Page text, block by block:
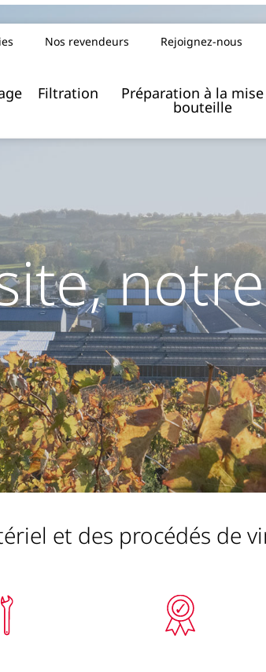
Nos revendeurs Rejoignez-nous
Filtration Préparation à la
bouteille
et des procédés de